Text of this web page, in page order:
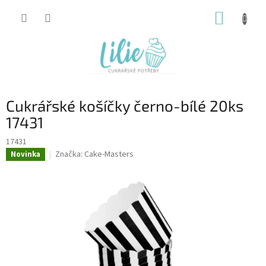
Cukrářské košíčky černo-bílé 20ks
17431
17431
Novinka Značka: Cake-Masters